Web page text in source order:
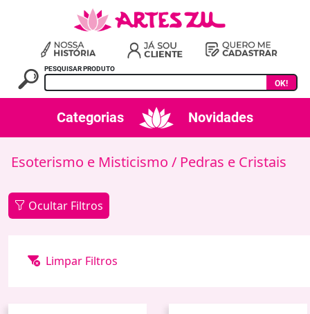
PESQUISAR PRODUTO
OK!
Categorias Novidades
Esoterismo e Misticismo / Pedras e Cristais
Ocultar Filtros